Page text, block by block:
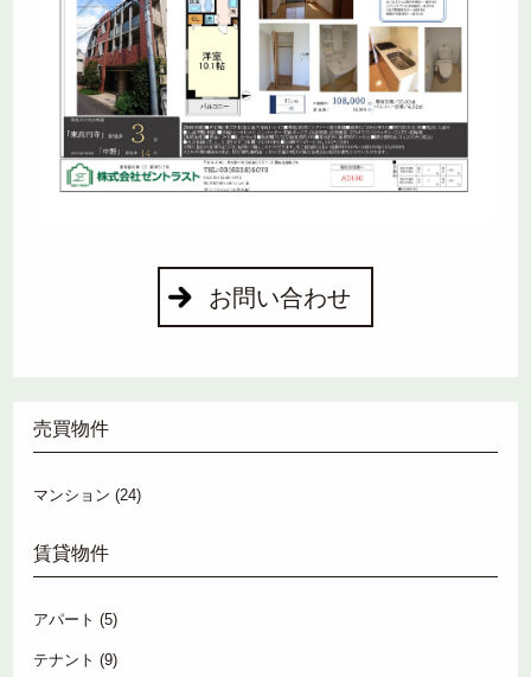
お問い合わせ
売買物件
マンション (24)
賃貸物件
アパート (5)
テナント (9)